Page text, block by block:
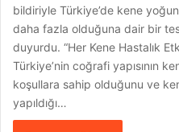
bildiriyle Türkiye’de kene
daha fazla olduğuna dair bir
duyurdu. “Her Kene Hastalık
Türkiye’nin coğrafi yapısının
koşullara sahip olduğunu ve
yapıldığı…